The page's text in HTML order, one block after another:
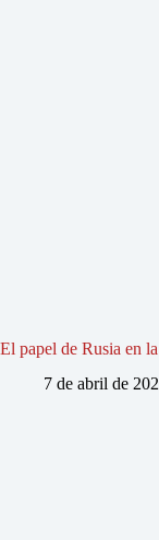
El papel de Rusia en
7 de abril de